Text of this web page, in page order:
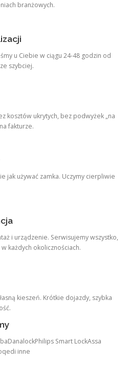
branżowych.
u Ciebie w ciągu 24-48 godzin od
szybciej.
kosztów ukrytych, bez podwyżek „na
fakturze.
jak używać zamka. Uczymy cierpliwie
i urządzenie. Serwisujemy wszystko,
każdych okolicznościach.
kieszeń. Krótkie dojazdy, szybka
Smart LockAssa
inne